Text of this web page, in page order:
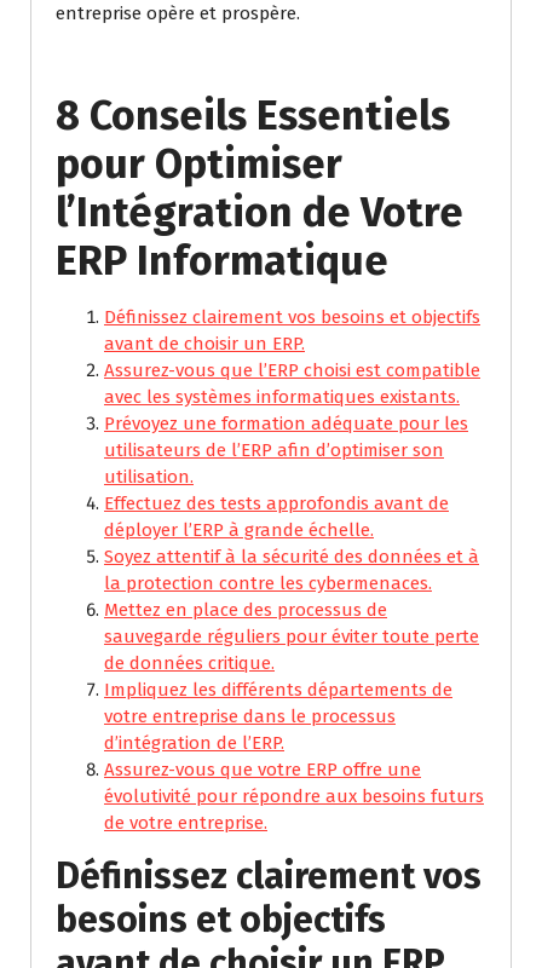
entreprise opère et prospère.
8 Conseils Essentiels
pour Optimiser
l’Intégration de Votre
ERP Informatique
Définissez clairement vos besoins et objectifs
avant de choisir un ERP.
Assurez-vous que l’ERP choisi est compatible
avec les systèmes informatiques existants.
Prévoyez une formation adéquate pour les
utilisateurs de l’ERP afin d’optimiser son
utilisation.
Effectuez des tests approfondis avant de
déployer l’ERP à grande échelle.
Soyez attentif à la sécurité des données et à
la protection contre les cybermenaces.
Mettez en place des processus de
sauvegarde réguliers pour éviter toute perte
de données critique.
Impliquez les différents départements de
votre entreprise dans le processus
d’intégration de l’ERP.
Assurez-vous que votre ERP offre une
évolutivité pour répondre aux besoins futurs
de votre entreprise.
Définissez clairement vos
besoins et objectifs